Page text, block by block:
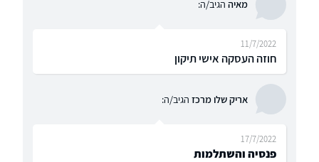
מאיה הגיב/ה:
חוזה העסקה אישי תיקון
11/7/2022
אריק שלו מרכז הגיב/ה:
פנסיה והשתלמות
17/7/2022